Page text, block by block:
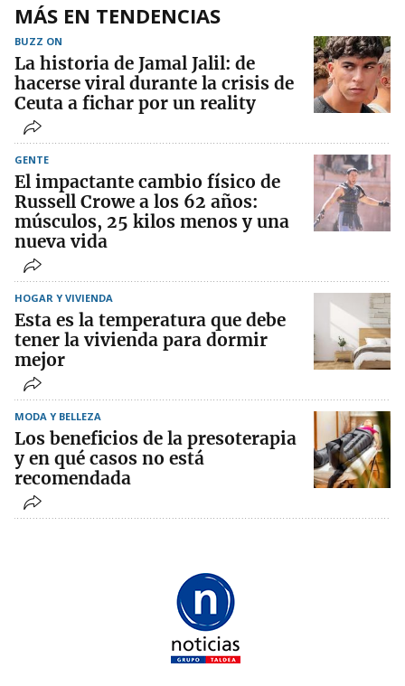
MÁS EN TENDENCIAS
BUZZ ON
La historia de Jamal Jalil: de
hacerse viral durante la crisis de
Ceuta a fichar por un reality
GENTE
El impactante cambio físico de
Russell Crowe a los 62 años:
músculos, 25 kilos menos y una
nueva vida
HOGAR Y VIVIENDA
Esta es la temperatura que debe
tener la vivienda para dormir
mejor
MODA Y BELLEZA
Los beneficios de la presoterapia
y en qué casos no está
recomendada